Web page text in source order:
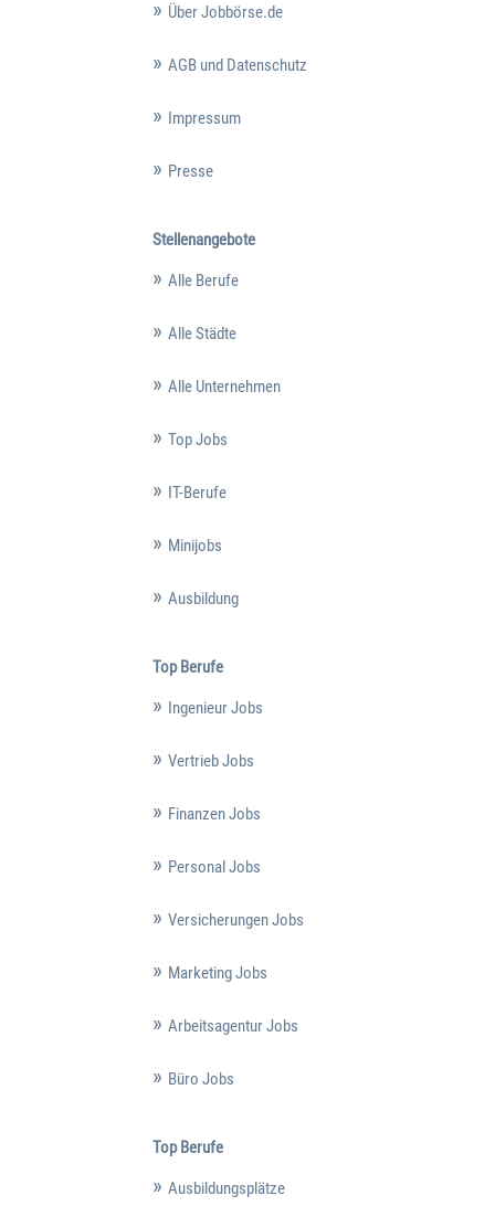
Über Jobbörse.de
AGB und Datenschutz
Impressum
Presse
Stellenangebote
Alle Berufe
Alle Städte
Alle Unternehmen
Top Jobs
IT-Berufe
Minijobs
Ausbildung
Top Berufe
Ingenieur Jobs
Vertrieb Jobs
Finanzen Jobs
Personal Jobs
Versicherungen Jobs
Marketing Jobs
Arbeitsagentur Jobs
Büro Jobs
Top Berufe
Ausbildungsplätze